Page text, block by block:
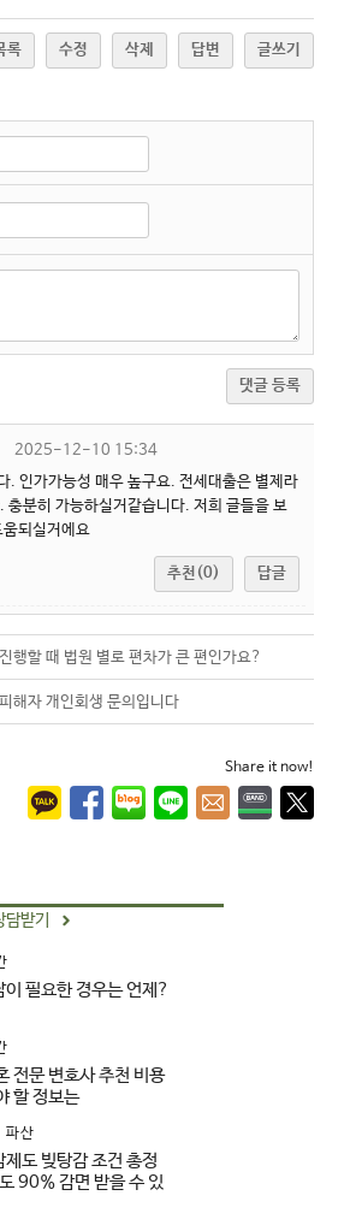
록 수정 삭제 답변 글쓰기
댓글 등록
2025-12-10 15:34
. 인가가능성 매우 높구요. 전세대출은 별제라
충분히 가능하실거같습니다. 저희 글들을 보
되실거에요
추천(0) 답글
행할 때 법원 별로 편차가 큰 편인가요?
해자 개인회생 문의입니다
Share it now!
담받기
이 필요한 경우는 언제?
전문 변호사 추천 비용
할 정보는
파산
제도 빚탕감 조건 총정
90% 감면 받을 수 있